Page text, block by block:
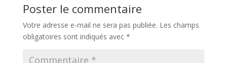
Poster le commentaire
Votre adresse e-mail ne sera pas publiée. Les champs
obligatoires sont indiqués avec *